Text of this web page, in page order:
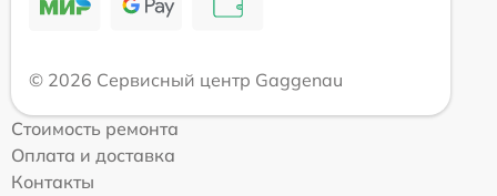
© 2026 Сервисный центр Gaggenau
Стоимость ремонта
Оплата и доставка
Контакты